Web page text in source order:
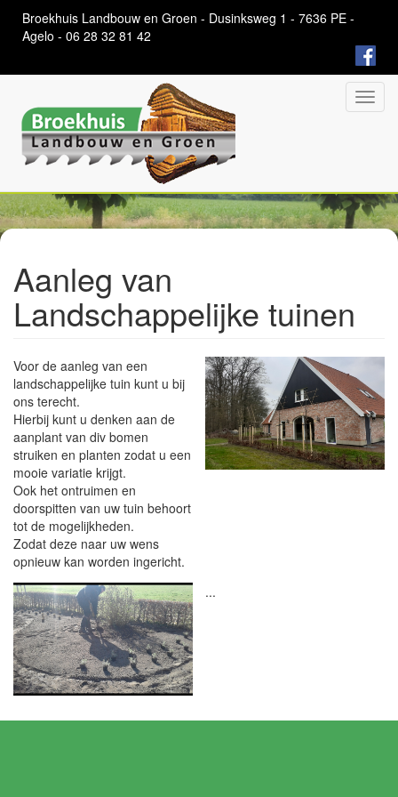
Overslaan
naar
algemene
gaan
Broekhuis Landbouw en Groen - Dusinksweg 1 - 7636 PE -
Agelo - 06 28 32 81 42
Aanleg van
Landschappelijke tuinen
Voor de aanleg van een
landschappelijke tuin kunt u bij
ons terecht.
Hierbij kunt u denken aan de
aanplant van div bomen
struiken en planten zodat u een
mooie variatie krijgt.
Ook het ontruimen en
doorspitten van uw tuin behoort
tot de mogelijkheden.
Zodat deze naar uw wens
opnieuw kan worden ingericht.
...